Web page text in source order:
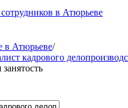
в Атюрьеве
в Атюрьеве/
кадрового